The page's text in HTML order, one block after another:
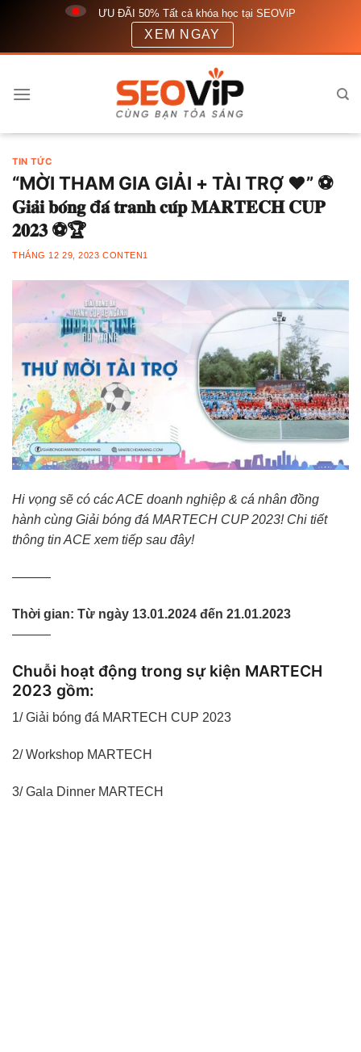
nội
ƯU ĐÃI 50% Tất cả khóa học tại SEOViP
XEM NGAY
TIN TỨC
“MỜI THAM GIA GIẢI + TÀI TRỢ ️♥️” ️⚽
𝐆𝐢𝐚̉𝐢 𝐛𝐨́𝐧𝐠 đ𝐚́ 𝐭𝐫𝐚𝐧𝐡 𝐜𝐮́𝐩 𝐌𝐀𝐑𝐓𝐄𝐂𝐇 𝐂𝐔𝐏
𝟐𝟎𝟐𝟑 ️⚽️🏆
THÁNG 12 29, 2023 CONTEN1
Hi vọng sẽ có các ACE doanh nghiệp & cá nhân đồng
hành cùng Giải bóng đá MARTECH CUP 2023! Chi tiết
thông tin ACE xem tiếp sau đây!
———
Thời gian: Từ ngày 13.01.2024 đến 21.01.2023
———
Chuỗi hoạt động trong sự kiện MARTECH
2023 gồm:
1/ Giải bóng đá MARTECH CUP 2023
2/ Workshop MARTECH
3/ Gala Dinner MARTECH